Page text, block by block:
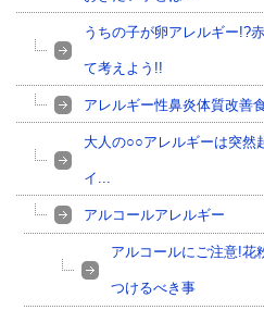
うちの子が卵アレルギー!?
て考えよう!!
アレルギー性鼻炎体質改善
大人の○○アレルギーは突然
イ...
アルコールアレルギー
アルコールにご注意!花
つけるべき事